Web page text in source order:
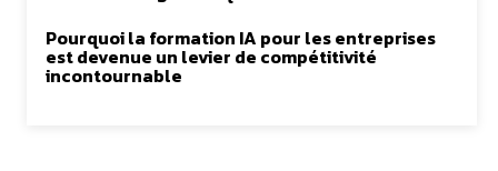
Pourquoi la formation IA pour les entreprises
est devenue un levier de compétitivité
incontournable